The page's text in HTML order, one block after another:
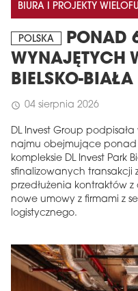
BIURA I PROJEKTY
POLSKA
PONAD
WYNAJĘTYCH
BIELSKO-BIAŁA
schedule 04 sierpnia 2026
DL Invest Group
najmu obejmujące ponad
kompleksie DL Invest Park
sfinalizowanych transakcji
przedłużenia kontraktów
nowe umowy z firmami z
logistycznego.